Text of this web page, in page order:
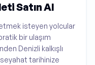
Satın Al
etmek isteyen yolcular
bir ulaşım
Denizli kalkışlı
seyahat tarihinize